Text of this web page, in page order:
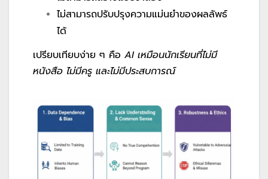
ไม่สามารถปรับปรุงความแม่นยำของผลลัพธ์
ได้
เปรียบเทียบง่าย ๆ คือ AI เหมือนนักเรียนที่ไม่มี
หนังสือ ไม่มีครู และไม่มีประสบการณ์